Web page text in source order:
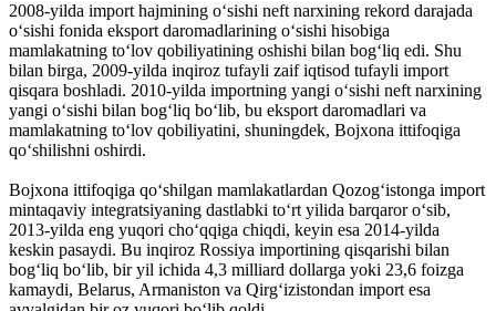
2008-yilda import hajmining oʻsishi neft narxining rekord darajada
oʻsishi fonida eksport daromadlarining oʻsishi hisobiga
mamlakatning toʻlov qobiliyatining oshishi bilan bogʻliq edi. Shu
bilan birga, 2009-yilda inqiroz tufayli zaif iqtisod tufayli import
qisqara boshladi. 2010-yilda importning yangi oʻsishi neft narxining
yangi oʻsishi bilan bogʻliq boʻlib, bu eksport daromadlari va
mamlakatning toʻlov qobiliyatini, shuningdek, Bojxona ittifoqiga
qoʻshilishni oshirdi.
Bojxona ittifoqiga qoʻshilgan mamlakatlardan Qozogʻistonga import
mintaqaviy integratsiyaning dastlabki toʻrt yilida barqaror oʻsib,
2013-yilda eng yuqori choʻqqiga chiqdi, keyin esa 2014-yilda
keskin pasaydi. Bu inqiroz Rossiya importining qisqarishi bilan
bogʻliq boʻlib, bir yil ichida 4,3 milliard dollarga yoki 23,6 foizga
kamaydi, Belarus, Armaniston va Qirgʻizistondan import esa